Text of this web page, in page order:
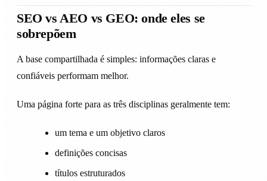
SEO vs AEO vs GEO: onde eles se
sobrepõem
A base compartilhada é simples: informações claras e
confiáveis performam melhor.
Uma página forte para as três disciplinas geralmente tem:
um tema e um objetivo claros
definições concisas
títulos estruturados